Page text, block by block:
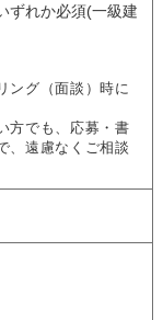
ずれか必須(一級建
ング（面談）時に
方でも、応募・書
、遠慮なくご相談